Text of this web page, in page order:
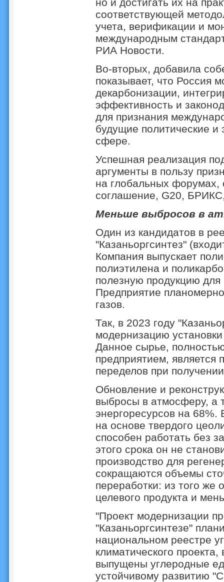
соответствующей
учета, верификации и
международным
РИА Новости.
Во-вторых, добавила
показывает, что Россия
декарбонизации,
эффективность и
для признания
будущие политические и
сфере.
Успешная реализация
аргументы в пользу
на глобальных
соглашение, G20,
Меньше выбросов в
Один из кандидатов в
"Казаньоргсинтез"
Компания выпускает
полиэтилена и
полезную продукцию
Предприятие
газов.
Так, в 2023 году
модернизацию
Данное сырье,
предприятием, является
переделов при
Обновление и
выбросы в атмосферу, а
энергоресурсов на 68%.
на основе твердого
способен работать без
этого срока он не
производство для
сокращаются объемы
переработки: из того же
целевого продукта и
"Проект модернизации
"Казаньоргсинтезе"
национальном реестре
климатического
выпущены углеродные
устойчивому развитию